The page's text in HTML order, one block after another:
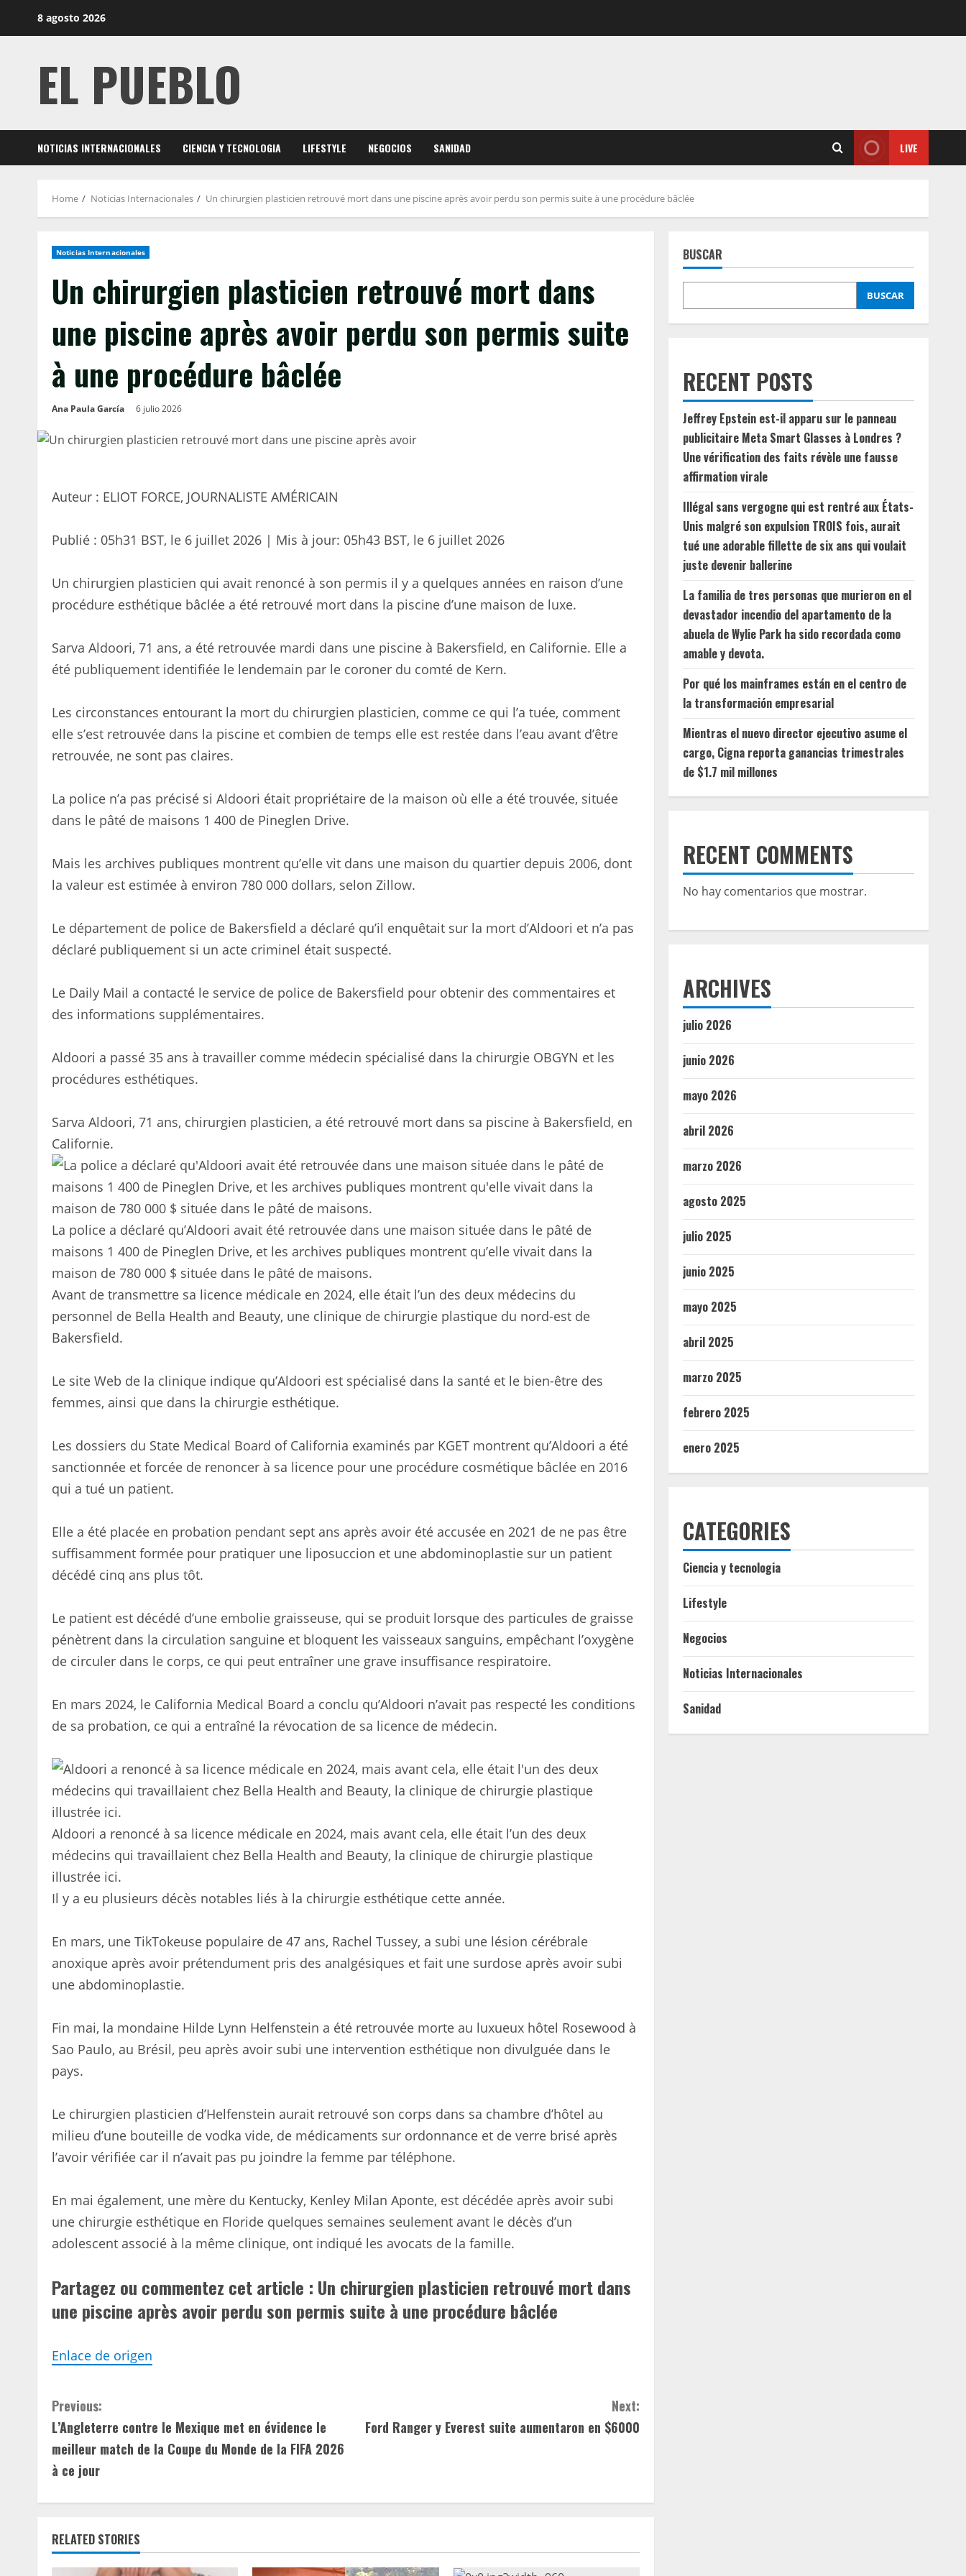
8 agosto 2026
EL PUEBLO
NOTICIAS INTERNACIONALES CIENCIA Y TECNOLOGIA LIFESTYLE NEGOCIOS SANIDAD LIVE
Home Noticias Internacionales Un chirurgien plasticien retrouvé mort dans une piscine après avoir perdu son permis suite à une procédure bâclée
Noticias Internacionales
Un chirurgien plasticien retrouvé mort dans
une piscine après avoir perdu son permis suite
à une procédure bâclée
Ana Paula García 6 julio 2026
Auteur : ELIOT FORCE, JOURNALISTE AMÉRICAIN
Publié : 05h31 BST, le 6 juillet 2026 | Mis à jour: 05h43 BST, le 6 juillet 2026
Un chirurgien plasticien qui avait renoncé à son permis il y a quelques années en raison d’une
procédure esthétique bâclée a été retrouvé mort dans la piscine d’une maison de luxe.
Sarva Aldoori, 71 ans, a été retrouvée mardi dans une piscine à Bakersfield, en Californie. Elle a
été publiquement identifiée le lendemain par le coroner du comté de Kern.
Les circonstances entourant la mort du chirurgien plasticien, comme ce qui l’a tuée, comment
elle s’est retrouvée dans la piscine et combien de temps elle est restée dans l’eau avant d’être
retrouvée, ne sont pas claires.
La police n’a pas précisé si Aldoori était propriétaire de la maison où elle a été trouvée, située
dans le pâté de maisons 1 400 de Pineglen Drive.
Mais les archives publiques montrent qu’elle vit dans une maison du quartier depuis 2006, dont
la valeur est estimée à environ 780 000 dollars, selon Zillow.
Le département de police de Bakersfield a déclaré qu’il enquêtait sur la mort d’Aldoori et n’a pas
déclaré publiquement si un acte criminel était suspecté.
Le Daily Mail a contacté le service de police de Bakersfield pour obtenir des commentaires et
des informations supplémentaires.
Aldoori a passé 35 ans à travailler comme médecin spécialisé dans la chirurgie OBGYN et les
procédures esthétiques.
Sarva Aldoori, 71 ans, chirurgien plasticien, a été retrouvé mort dans sa piscine à Bakersfield, en
Californie.
La police a déclaré qu’Aldoori avait été retrouvée dans une maison située dans le pâté de
maisons 1 400 de Pineglen Drive, et les archives publiques montrent qu’elle vivait dans la
maison de 780 000 $ située dans le pâté de maisons.
Avant de transmettre sa licence médicale en 2024, elle était l’un des deux médecins du
personnel de Bella Health and Beauty, une clinique de chirurgie plastique du nord-est de
Bakersfield.
Le site Web de la clinique indique qu’Aldoori est spécialisé dans la santé et le bien-être des
femmes, ainsi que dans la chirurgie esthétique.
Les dossiers du State Medical Board of California examinés par KGET montrent qu’Aldoori a été
sanctionnée et forcée de renoncer à sa licence pour une procédure cosmétique bâclée en 2016
qui a tué un patient.
Elle a été placée en probation pendant sept ans après avoir été accusée en 2021 de ne pas être
suffisamment formée pour pratiquer une liposuccion et une abdominoplastie sur un patient
décédé cinq ans plus tôt.
Le patient est décédé d’une embolie graisseuse, qui se produit lorsque des particules de graisse
pénètrent dans la circulation sanguine et bloquent les vaisseaux sanguins, empêchant l’oxygène
de circuler dans le corps, ce qui peut entraîner une grave insuffisance respiratoire.
En mars 2024, le California Medical Board a conclu qu’Aldoori n’avait pas respecté les conditions
de sa probation, ce qui a entraîné la révocation de sa licence de médecin.
Aldoori a renoncé à sa licence médicale en 2024, mais avant cela, elle était l’un des deux
médecins qui travaillaient chez Bella Health and Beauty, la clinique de chirurgie plastique
illustrée ici.
Il y a eu plusieurs décès notables liés à la chirurgie esthétique cette année.
En mars, une TikTokeuse populaire de 47 ans, Rachel Tussey, a subi une lésion cérébrale
anoxique après avoir prétendument pris des analgésiques et fait une surdose après avoir subi
une abdominoplastie.
Fin mai, la mondaine Hilde Lynn Helfenstein a été retrouvée morte au luxueux hôtel Rosewood à
Sao Paulo, au Brésil, peu après avoir subi une intervention esthétique non divulguée dans le
pays.
Le chirurgien plasticien d’Helfenstein aurait retrouvé son corps dans sa chambre d’hôtel au
milieu d’une bouteille de vodka vide, de médicaments sur ordonnance et de verre brisé après
l’avoir vérifiée car il n’avait pas pu joindre la femme par téléphone.
En mai également, une mère du Kentucky, Kenley Milan Aponte, est décédée après avoir subi
une chirurgie esthétique en Floride quelques semaines seulement avant le décès d’un
adolescent associé à la même clinique, ont indiqué les avocats de la famille.
Partagez ou commentez cet article : Un chirurgien plasticien retrouvé mort dans
une piscine après avoir perdu son permis suite à une procédure bâclée
Enlace de origen
C
o
n
t
i
n
Previous:
L’Angleterre contre le Mexique met en évidence le
meilleur match de la Coupe du Monde de la FIFA 2026
à ce jour
Next:
Ford Ranger y Everest suite aumentaron en $6000
RELATED STORIES
BUSCAR
BUSCAR
RECENT POSTS
Jeffrey Epstein est-il apparu sur le panneau
publicitaire Meta Smart Glasses à Londres ?
Une vérification des faits révèle une fausse
affirmation virale
Illégal sans vergogne qui est rentré aux États-
Unis malgré son expulsion TROIS fois, aurait
tué une adorable fillette de six ans qui voulait
juste devenir ballerine
La familia de tres personas que murieron en el
devastador incendio del apartamento de la
abuela de Wylie Park ha sido recordada como
amable y devota.
Por qué los mainframes están en el centro de
la transformación empresarial
Mientras el nuevo director ejecutivo asume el
cargo, Cigna reporta ganancias trimestrales
de $1.7 mil millones
RECENT COMMENTS
No hay comentarios que mostrar.
ARCHIVES
julio 2026
junio 2026
mayo 2026
abril 2026
marzo 2026
agosto 2025
julio 2025
junio 2025
mayo 2025
abril 2025
marzo 2025
febrero 2025
enero 2025
CATEGORIES
Ciencia y tecnologia
Lifestyle
Negocios
Noticias Internacionales
Sanidad